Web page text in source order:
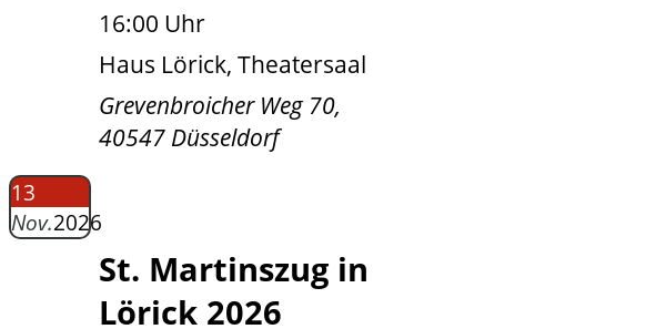
16:00 Uhr
Haus Lörick, Theatersaal
Grevenbroicher Weg 70,
40547 Düsseldorf
13
Nov.2026
St. Martinszug in
Lörick 2026